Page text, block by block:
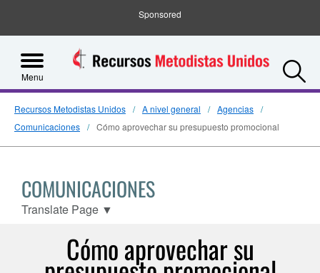
Sponsored
Menu
Recursos Metodistas Unidos A nivel general
Agencias
Comunicaciones
Cómo aprovechar su presupuesto promocional
COMUNICACIONES
Translate Page ▼
Cómo aprovechar su